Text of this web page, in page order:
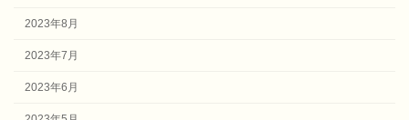
2023年8月
2023年7月
2023年6月